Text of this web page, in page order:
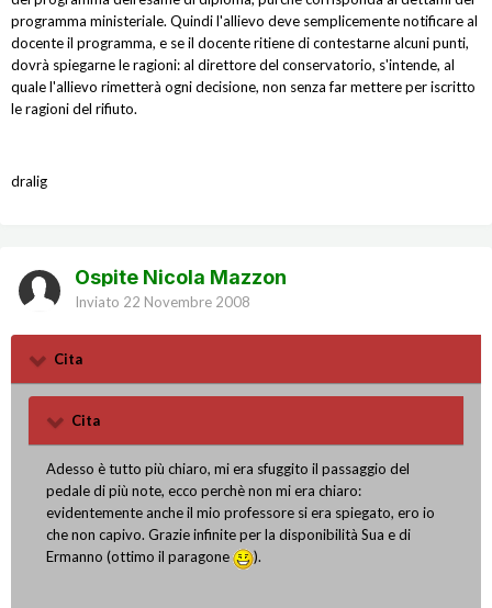
programma ministeriale. Quindi l'allievo deve semplicemente notificare al
docente il programma, e se il docente ritiene di contestarne alcuni punti,
dovrà spiegarne le ragioni: al direttore del conservatorio, s'intende, al
quale l'allievo rimetterà ogni decisione, non senza far mettere per iscritto
le ragioni del rifiuto.
dralig
Ospite Nicola Mazzon
Inviato 22 Novembre 2008
Cita
Cita
Adesso è tutto più chiaro, mi era sfuggito il passaggio del
pedale di più note, ecco perchè non mi era chiaro:
evidentemente anche il mio professore si era spiegato, ero io
che non capivo. Grazie infinite per la disponibilità Sua e di
Ermanno (ottimo il paragone
).